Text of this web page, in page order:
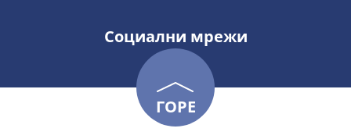
Социални мрежи
ГОРЕ